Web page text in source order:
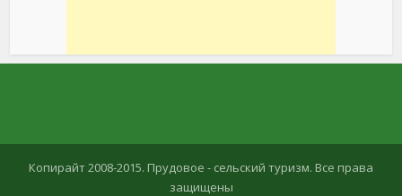
Копирайт 2008-2015. Прудовое - сельский туризм. Все права
защищены